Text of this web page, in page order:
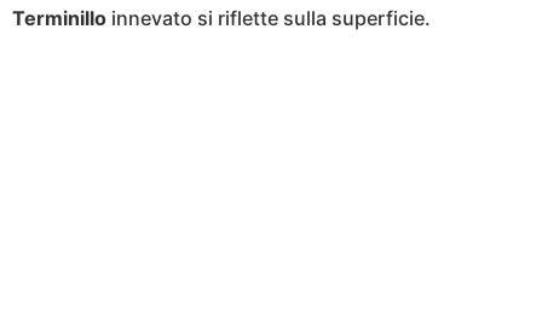
Terminillo innevato si riflette sulla superficie.